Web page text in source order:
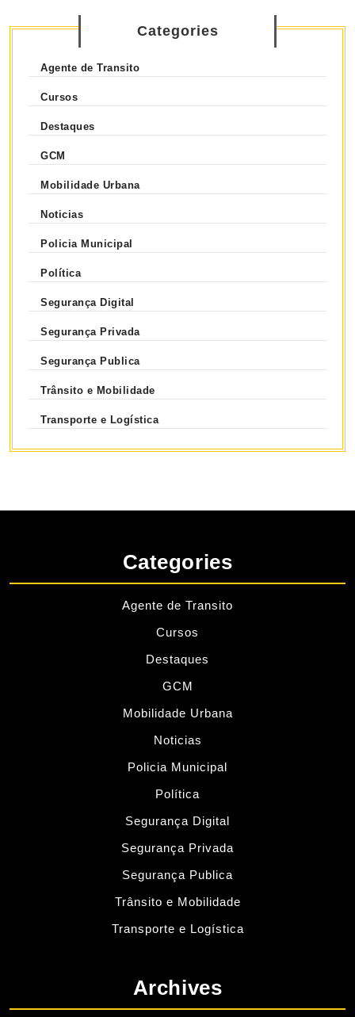
Categories
Agente de Transito
Cursos
Destaques
GCM
Mobilidade Urbana
Noticias
Policia Municipal
Política
Segurança Digital
Segurança Privada
Segurança Publica
Trânsito e Mobilidade
Transporte e Logística
Categories
Agente de Transito
Cursos
Destaques
GCM
Mobilidade Urbana
Noticias
Policia Municipal
Política
Segurança Digital
Segurança Privada
Segurança Publica
Trânsito e Mobilidade
Transporte e Logística
Archives